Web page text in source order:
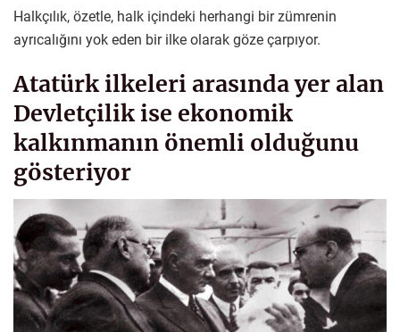
Halkçılık, özetle, halk içindeki herhangi bir zümrenin
ayrıcalığını yok eden bir ilke olarak göze çarpıyor.
Atatürk ilkeleri arasında yer alan
Devletçilik ise ekonomik
kalkınmanın önemli olduğunu
gösteriyor